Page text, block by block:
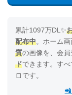
累計1097万DL✨️
配布中。ホーム
質の画像を、会
ドできます。す
ロです。